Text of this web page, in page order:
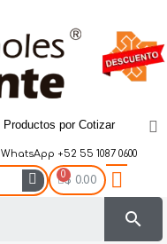
Productos por Cotizar
WhatsApp +52 55 1087 0600
$ 0.00
search